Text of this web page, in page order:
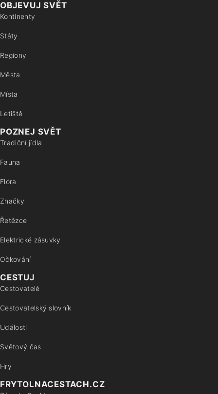
OBJEVUJ SVĚT
Kontinenty
Státy
Regiony
Města
Místa
Letiště
POZNEJ SVĚT
Tradiční jídla
Fauna
Flóra
Značky
Řetězce
Elektrické zásuvky
Očkování
CESTUJ
Cestovatelé
Cestovatelský slovník
Události
Světový čas
Hry
FRYTOLNACESTACH.CZ